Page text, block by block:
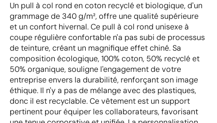
Un pull à col rond en coton recyclé et biologique, d'un
grammage de 340 g/m², offre une qualité supérieure
et un confort hivernal. Ce pull à col rond unisexe à
coupe régulière confortable n'a pas subi de processus
de teinture, créant un magnifique effet chiné. Sa
composition écologique, 100% coton, 50% recyclé et
50% organique, souligne l'engagement de votre
entreprise envers la durabilité, renforçant son image
éthique. Il n'y a pas de mélange avec des plastiques,
donc il est recyclable. Ce vêtement est un support
pertinent pour équiper les collaborateurs, favorisant